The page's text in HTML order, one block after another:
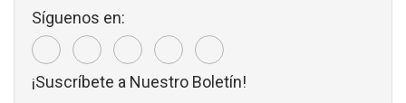
Síguenos en:
¡Suscríbete a Nuestro Boletín!